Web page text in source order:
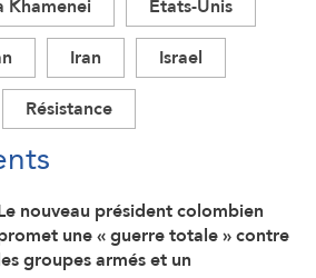
Iran
Israel
Résistance
nouveau président colombien
une « guerre totale » contre
groupes armés et un